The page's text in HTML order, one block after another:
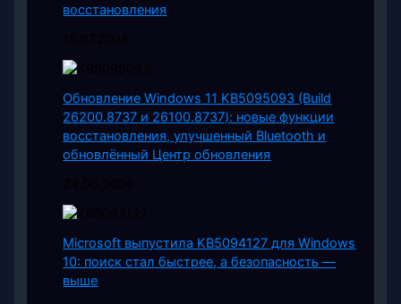
восстановления
Обновление Windows 11 KB5095093 (Build
26200.8737 и 26100.8737): новые функции
восстановления, улучшенный Bluetooth и
обновлённый Центр обновления
Microsoft выпустила KB5094127 для Windows
10: поиск стал быстрее, а безопасность —
выше